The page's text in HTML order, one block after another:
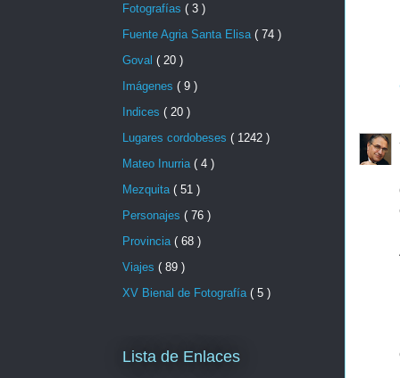
Fotografías ( 3 )
Fuente Agria Santa Elisa ( 74 )
Goval ( 20 )
Imágenes ( 9 )
Indices ( 20 )
Lugares cordobeses ( 1242 )
Mateo Inurria ( 4 )
Mezquita ( 51 )
Personajes ( 76 )
Provincia ( 68 )
Viajes ( 89 )
XV Bienal de Fotografía ( 5 )
Lista de Enlaces